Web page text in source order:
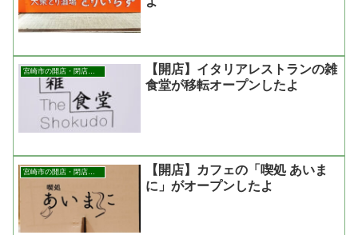
宮崎市の開店・閉店まとめ
【開店】イタリアレストランの雑
食堂が移転オープンしたよ
【開店】カフェの「喫処 あいま
に」がオープンしたよ